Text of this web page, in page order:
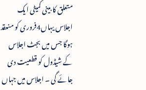
متعلق کابینی کمیٹی ایک
اجلاس یہاں4فروری کو منعقد
ہوگا جس میں بجٹ اجلاس
کے شیڈول کو قطعیت دی
جائے گی ۔ اجلاس میں جہاں